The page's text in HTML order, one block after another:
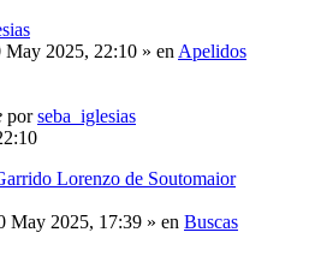
May 2025, 22:10 » en Apelidos
porseba_iglesias
Lorenzo de Soutomaior
May 2025, 17:39 » en Buscas